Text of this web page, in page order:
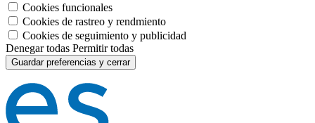
Cookies funcionales
Cookies de rastreo y rendmiento
Cookies de seguimiento y publicidad
Denegar todas Permitir todas
Guardar preferencias y cerrar